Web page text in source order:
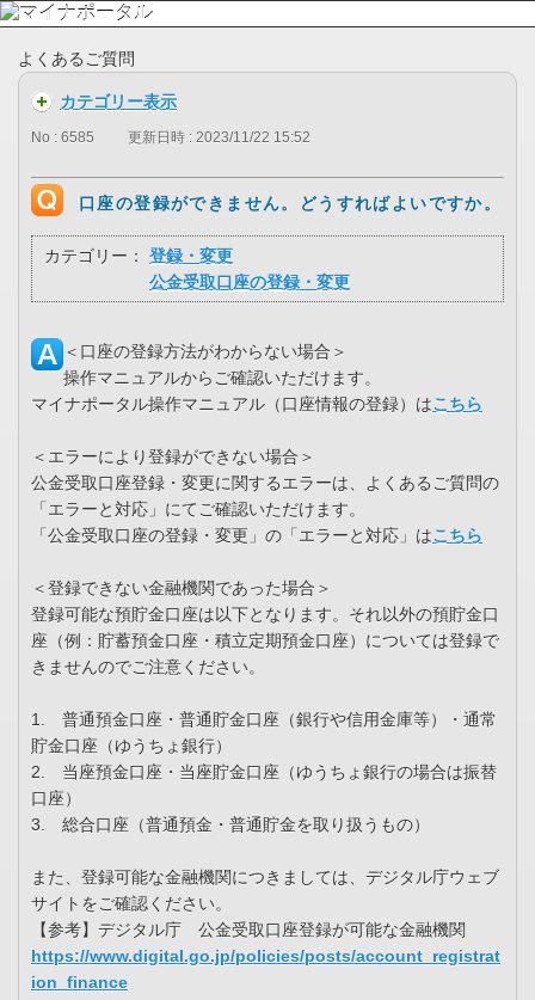
よくあるご質問
カテゴリー表示
No : 6585 更新日時 : 2023/11/22 15:52
口座の登録ができません。どうすればよいですか。
カテゴリー：
登録・変更
公金受取口座の登録・変更
＜口座の登録方法がわからない場合＞
操作マニュアルからご確認いただけます。
マイナポータル操作マニュアル（口座情報の登録）はこちら
＜エラーにより登録ができない場合＞
公金受取口座登録・変更に関するエラーは、よくあるご質問の
「エラーと対応」にてご確認いただけます。
「公金受取口座の登録・変更」の「エラーと対応」はこちら
＜登録できない金融機関であった場合＞
登録可能な預貯金口座は以下となります。それ以外の預貯金口
座（例：貯蓄預金口座・積立定期預金口座）については登録で
きませんのでご注意ください。
1. 普通預金口座・普通貯金口座（銀行や信用金庫等）・通常
貯金口座（ゆうちょ銀行）
2. 当座預金口座・当座貯金口座（ゆうちょ銀行の場合は振替
口座）
3. 総合口座（普通預金・普通貯金を取り扱うもの）
また、登録可能な金融機関につきましては、デジタル庁ウェブ
サイトをご確認ください。
【参考】デジタル庁 公金受取口座登録が可能な金融機関
https://www.digital.go.jp/policies/posts/account_registrat
ion_finance